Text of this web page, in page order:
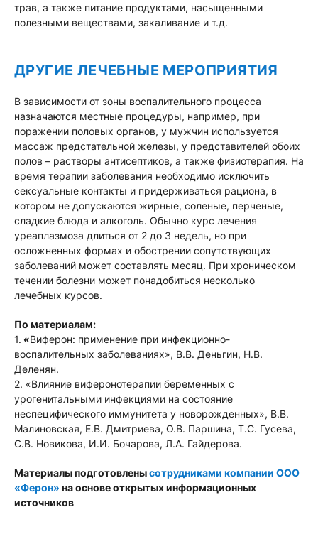
трав, а также питание продуктами, насыщенными
полезными веществами, закаливание и т.д.
ДРУГИЕ ЛЕЧЕБНЫЕ МЕРОПРИЯТИЯ
В зависимости от зоны воспалительного процесса
назначаются местные процедуры, например, при
поражении половых органов, у мужчин используется
массаж предстательной железы, у представителей обоих
полов – растворы антисептиков, а также физиотерапия. На
время терапии заболевания необходимо исключить
сексуальные контакты и придерживаться рациона, в
котором не допускаются жирные, соленые, перченые,
сладкие блюда и алкоголь. Обычно курс лечения
уреаплазмоза длиться от 2 до 3 недель, но при
осложненных формах и обострении сопутствующих
заболеваний может составлять месяц. При хроническом
течении болезни может понадобиться несколько
лечебных курсов.
По материалам:
1. «Виферон: применение при инфекционно-
воспалительных заболеваниях», В.В. Деньгин, Н.В.
Деленян.
2. «Влияние виферонотерапии беременных с
урогенитальными инфекциями на состояние
неспецифического иммунитета у новорожденных», В.В.
Малиновская, Е.В. Дмитриева, О.В. Паршина, Т.С. Гусева,
С.В. Новикова, И.И. Бочарова, Л.А. Гайдерова.
Материалы подготовленысотрудниками компании ООО
«Ферон» на основе открытых информационных
источников